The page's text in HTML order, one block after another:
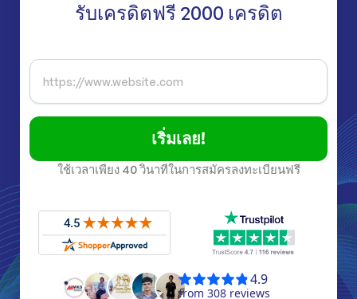
รับเครดิตฟรี 2000 เครดิต
เริ่มเลย!
ใช้เวลาเพียง 40 วินาทีในการสมัครลงทะเบียนฟรี